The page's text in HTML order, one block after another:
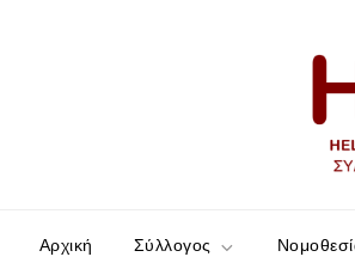
Αρχική Σύλλογος